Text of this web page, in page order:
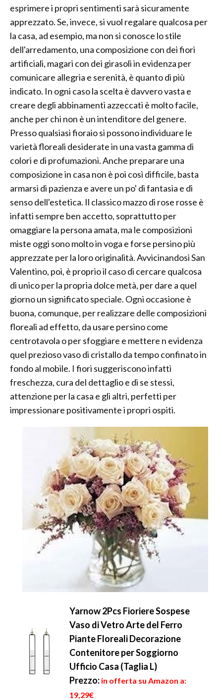
esprimere i propri sentimenti sarà sicuramente
apprezzato. Se, invece, si vuol regalare qualcosa per
la casa, ad esempio, ma non si conosce lo stile
dell'arredamento, una composizione con dei fiori
artificiali, magari con dei girasoli in evidenza per
comunicare allegria e serenità, è quanto di più
indicato. In ogni caso la scelta è davvero vasta e
creare degli abbinamenti azzeccati è molto facile,
anche per chi non è un intenditore del genere.
Presso qualsiasi fioraio si possono individuare le
varietà floreali desiderate in una vasta gamma di
colori e di profumazioni. Anche preparare una
composizione in casa non è poi così difficile, basta
armarsi di pazienza e avere un po' di fantasia e di
senso dell'estetica. Il classico mazzo di rose rosse è
infatti sempre ben accetto, soprattutto per
omaggiare la persona amata, ma le composizioni
miste oggi sono molto in voga e forse persino più
apprezzate per la loro originalità. Avvicinandosi San
Valentino, poi, è proprio il caso di cercare qualcosa
di unico per la propria dolce metà, per dare a quel
giorno un significato speciale. Ogni occasione è
buona, comunque, per realizzare delle composizioni
floreali ad effetto, da usare persino come
centrotavola o per sfoggiare e mettere n evidenza
quel prezioso vaso di cristallo da tempo confinato in
fondo al mobile. I fiori suggeriscono infatti
freschezza, cura del dettaglio e di se stessi,
attenzione per la casa e gli altri, perfetti per
impressionare positivamente i propri ospiti.
Yarnow 2Pcs Fioriere Sospese
Vaso di Vetro Arte del Ferro
Piante Floreali Decorazione
Contenitore per Soggiorno
Ufficio Casa (Taglia L)
Prezzo: in offerta su Amazon a:
19,29€